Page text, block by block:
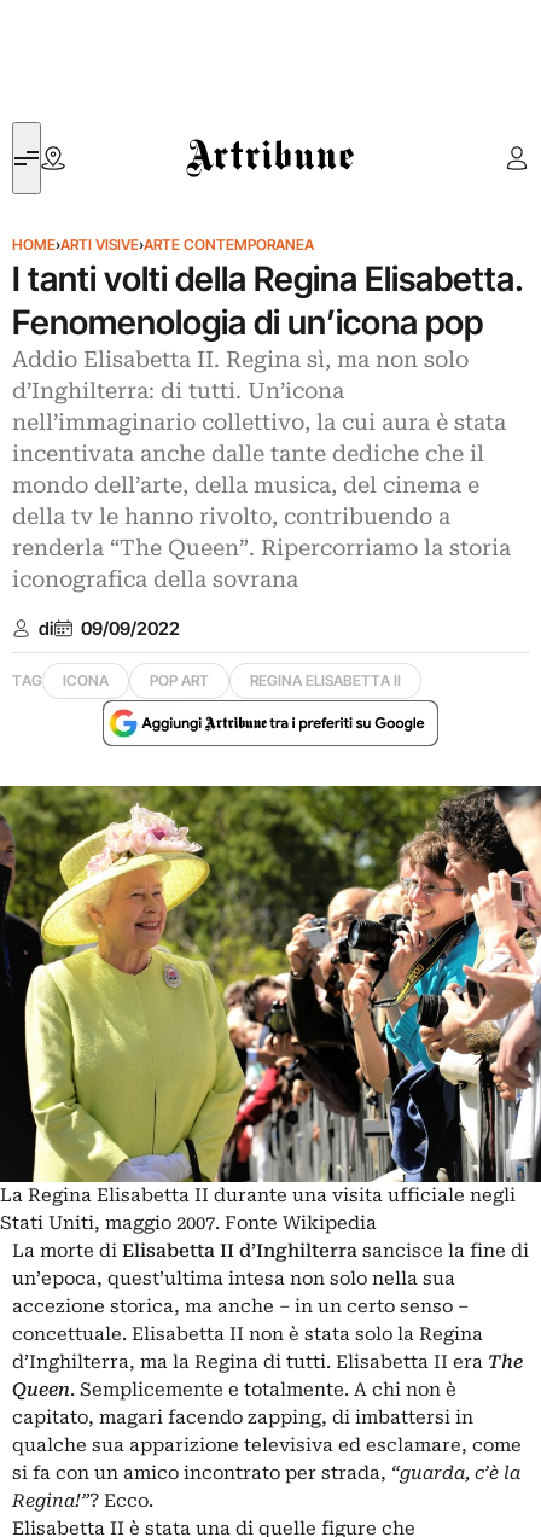
Artribune
HOME›ARTI VISIVE›ARTE CONTEMPORANEA
I tanti volti della Regina Elisabetta.
Fenomenologia di un’icona pop
Addio Elisabetta II. Regina sì, ma non solo
d’Inghilterra: di tutti. Un’icona
nell’immaginario collettivo, la cui aura è stata
incentivata anche dalle tante dediche che il
mondo dell’arte, della musica, del cinema e
della tv le hanno rivolto, contribuendo a
renderla “The Queen”. Ripercorriamo la storia
iconografica della sovrana
di 09/09/2022
TAG ICONA POP ART REGINA ELISABETTA II
La Regina Elisabetta II durante una visita ufficiale negli
Stati Uniti, maggio 2007. Fonte Wikipedia
La morte di Elisabetta II d’Inghilterra sancisce la fine di
un’epoca, quest’ultima intesa non solo nella sua
accezione storica, ma anche – in un certo senso –
concettuale. Elisabetta II non è stata solo la Regina
d’Inghilterra, ma la Regina di tutti. Elisabetta II era The
Queen. Semplicemente e totalmente. A chi non è
capitato, magari facendo zapping, di imbattersi in
qualche sua apparizione televisiva ed esclamare, come
si fa con un amico incontrato per strada, “guarda, c’è la
Regina!”? Ecco.
Elisabetta II è stata una di quelle figure che